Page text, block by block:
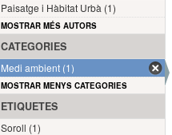
Paisatge i Hàbitat Urbà (1)
MOSTRAR MÉS AUTORS
CATEGORIES
Medi ambient (1)
MOSTRAR MENYS CATEGORIES
ETIQUETES
Soroll (1)